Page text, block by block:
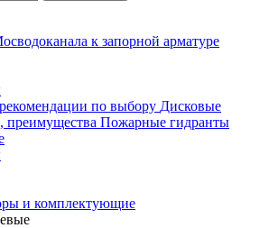
к запорной арматуре
по выбору Дисковые
преимущества Пожарные гидранты
и комплектующие